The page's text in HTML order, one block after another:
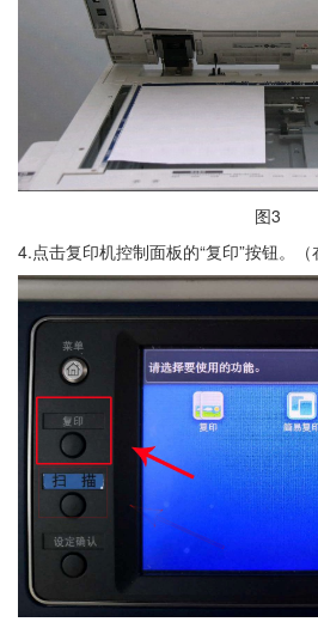
图3
4.点击复印机控制面板的“复印”按钮。